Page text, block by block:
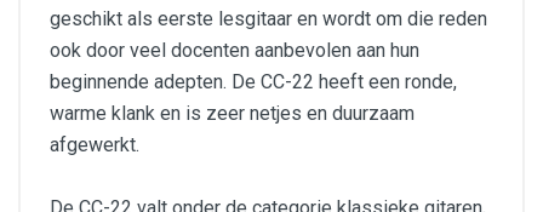
geschikt als eerste lesgitaar en wordt om die reden
ook door veel docenten aanbevolen aan hun
beginnende adepten. De CC-22 heeft een ronde,
warme klank en is zeer netjes en duurzaam
afgewerkt.